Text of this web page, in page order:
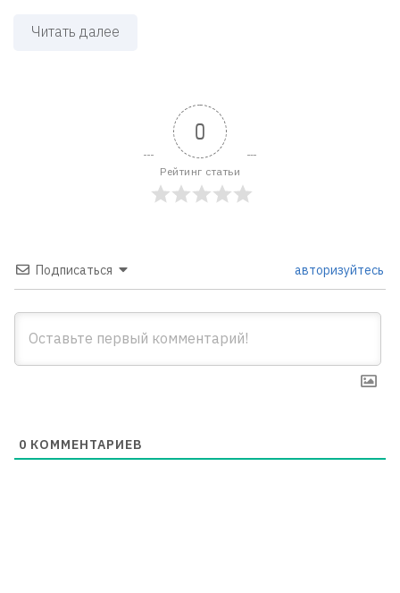
Читать далее
0
Рейтинг статьи
Подписаться авторизуйтесь
0 КОММЕНТАРИЕВ